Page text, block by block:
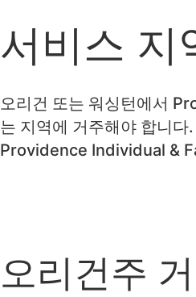
서비스 지
오리건 또는 워싱턴에서
는 지역에 거주해야 합니
Providence Individual &
오리건주